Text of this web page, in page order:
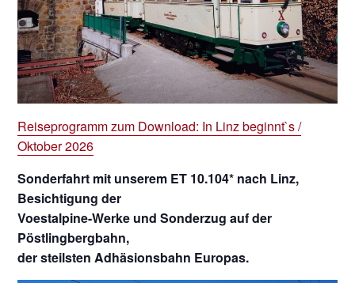
Reiseprogramm zum Download: In Linz beginnt`s /
Oktober 2026
Sonderfahrt mit unserem ET 10.104* nach Linz,
Besichtigung der
Voestalpine-Werke und Sonderzug auf der
Pöstlingbergbahn,
der steilsten Adhäsionsbahn Europas.